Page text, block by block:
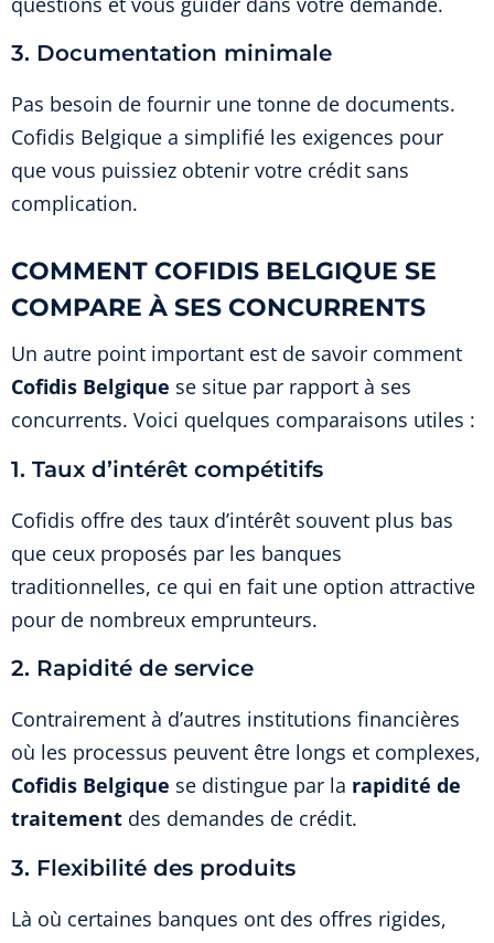
3. Documentation minimale
Pas besoin de fournir une tonne de documents.
Cofidis Belgique a simplifié les exigences pour
que vous puissiez obtenir votre crédit sans
complication.
COMMENT COFIDIS BELGIQUE SE
COMPARE À SES CONCURRENTS
Un autre point important est de savoir comment
Cofidis Belgique se situe par rapport à ses
concurrents. Voici quelques comparaisons utiles :
1. Taux d’intérêt compétitifs
Cofidis offre des taux d’intérêt souvent plus bas
que ceux proposés par les banques
traditionnelles, ce qui en fait une option attractive
pour de nombreux emprunteurs.
2. Rapidité de service
Contrairement à d’autres institutions financières
où les processus peuvent être longs et complexes,
Cofidis Belgique se distingue par la rapidité de
traitement des demandes de crédit.
3. Flexibilité des produits
Là où certaines banques ont des offres rigides,